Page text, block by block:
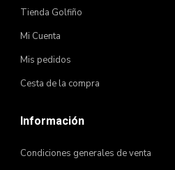
Tienda Golfiño
Mi Cuenta
Mis pedidos
Cesta de la compra
Información
Condiciones generales de venta